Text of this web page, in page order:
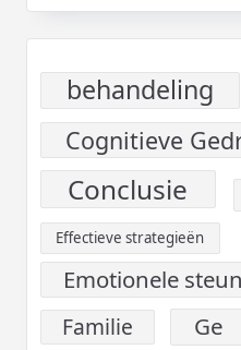
behandeling
Cognitieve
Conclusie
Effectieve strategieën
Emotionele steun
Familie Ge